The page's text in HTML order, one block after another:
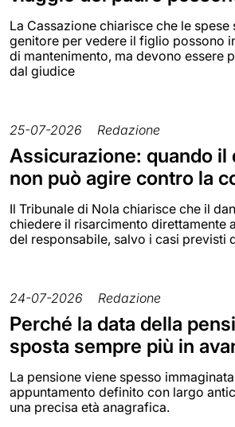
La Cassazione chiarisce che le spese
genitore per vedere il figlio possono
di mantenimento, ma devono essere
dal giudice
25-07-2026 Redazione
Assicurazione: quando il
non può agire contro la
Il Tribunale di Nola chiarisce che il
chiedere il risarcimento direttamente
del responsabile, salvo i casi previsti
24-07-2026 Redazione
Perché la data della
sposta sempre più in
La pensione viene spesso
appuntamento definito con largo
una precisa età anagrafica.